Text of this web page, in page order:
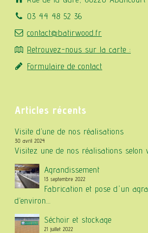
03 44 48 52 36
contact@batirwood.fr
Retrouvez-nous sur la carte :
Formulaire de contact
Articles récents
Visite d’une de nos réalisations
30 avril 2024
Visitez une de nos réalisations selon
Agrandissement
13 septembre 2022
Fabrication et pose d'un
d’environ...
Séchoir et stockage
21 juillet 2022